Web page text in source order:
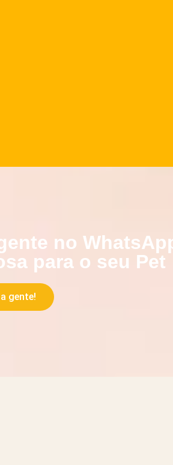
no
para o seu Pet
gente!